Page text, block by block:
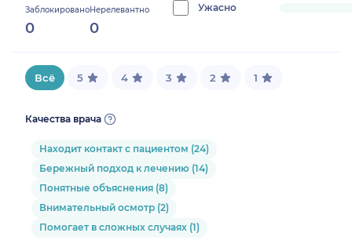
Заблокировано
0
Нерелевантно
0
Ужасно
progress:
Всё 5 4 3 2 1
Качества врача
Находит контакт с пациентом (24)
Бережный подход к лечению (14)
Понятные объяснения (8)
Внимательный осмотр (2)
Помогает в сложных случаях (1)